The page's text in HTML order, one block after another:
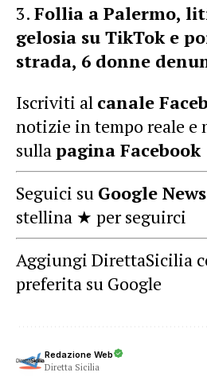
Follia a Palermo,
gelosia su TikTok e
strada, 6 donne
Iscriviti al canale
notizie in tempo reale e
sullapagina Facebook
Seguici su Google News
stellina ★ per seguirci
Aggiungi DirettaSicilia
preferita su Google
Redazione Web
Diretta Sicilia